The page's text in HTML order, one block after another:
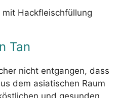
Tan
nicht entgangen, dass
dem asiatischen Raum